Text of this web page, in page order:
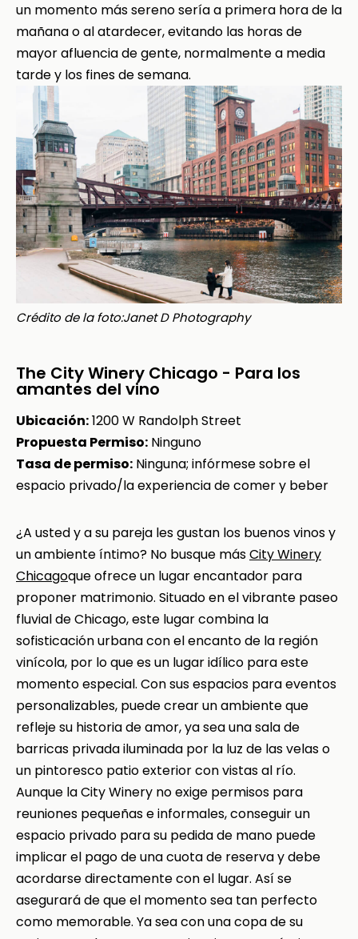
un momento más sereno sería a primera hora de la
mañana o al atardecer, evitando las horas de
mayor afluencia de gente, normalmente a media
tarde y los fines de semana.
Crédito de la foto:Janet D Photography
The City Winery Chicago - Para los
amantes del vino
Ubicación:1200 W Randolph Street
Propuesta Permiso: Ninguno
Tasa de permiso: Ninguna; infórmese sobre el
espacio privado/la experiencia de comer y beber
¿A usted y a su pareja les gustan los buenos vinos y
un ambiente íntimo? No busque másCity Winery
Chicagoque ofrece un lugar encantador para
proponer matrimonio. Situado en el vibrante paseo
fluvial de Chicago, este lugar combina la
sofisticación urbana con el encanto de la región
vinícola, por lo que es un lugar idílico para este
momento especial. Con sus espacios para eventos
personalizables, puede crear un ambiente que
refleje su historia de amor, ya sea una sala de
barricas privada iluminada por la luz de las velas o
un pintoresco patio exterior con vistas al río.
Aunque la City Winery no exige permisos para
reuniones pequeñas e informales, conseguir un
espacio privado para su pedida de mano puede
implicar el pago de una cuota de reserva y debe
acordarse directamente con el lugar. Así se
asegurará de que el momento sea tan perfecto
como memorable. Ya sea con una copa de su